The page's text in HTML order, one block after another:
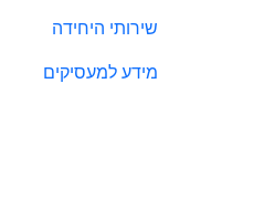
שירותי היחידה
מידע למעסיקים